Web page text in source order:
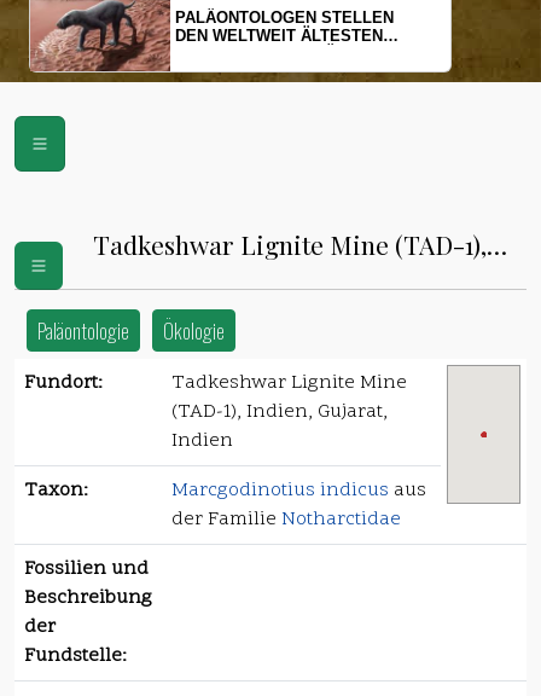
PALÄONTOLOGEN STELLEN
DEN WELTWEIT ÄLTESTEN
VOR
Tadkeshwar Lignite Mine (TAD-1),
Paläontologie Ökologie
Fundort:
Tadkeshwar Lignite Mine
(TAD-1), Indien, Gujarat,
Indien
Taxon:
Marcgodinotius indicus aus
der Familie Notharctidae
Fossilien und
Beschreibung
der
Fundstelle: